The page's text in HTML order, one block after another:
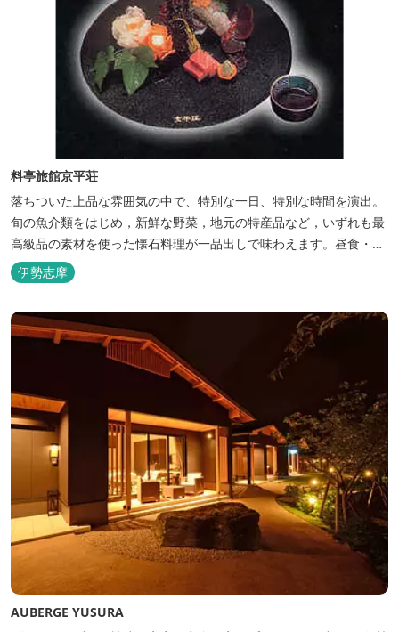
料亭旅館京平荘
落ちついた上品な雰囲気の中で、特別な一日、特別な時間を演出。
旬の魚介類をはじめ，新鮮な野菜，地元の特産品など，いずれも最
高級品の素材を使った懐石料理が一品出しで味わえます。昼食・夕
食・宿泊ができます。
伊勢志摩
AUBERGE YUSURA